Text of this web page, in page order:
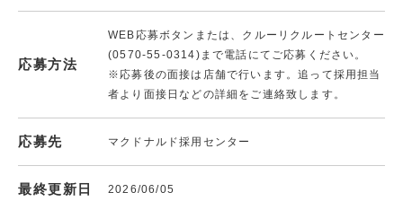
応募方法
WEB応募ボタンまたは、クルーリクルートセンター
(0570-55-0314)まで電話にてご応募ください。
※応募後の面接は店舗で行います。追って採用担当
者より面接日などの詳細をご連絡致します。
応募先 マクドナルド採用センター
最終更新日 2026/06/05